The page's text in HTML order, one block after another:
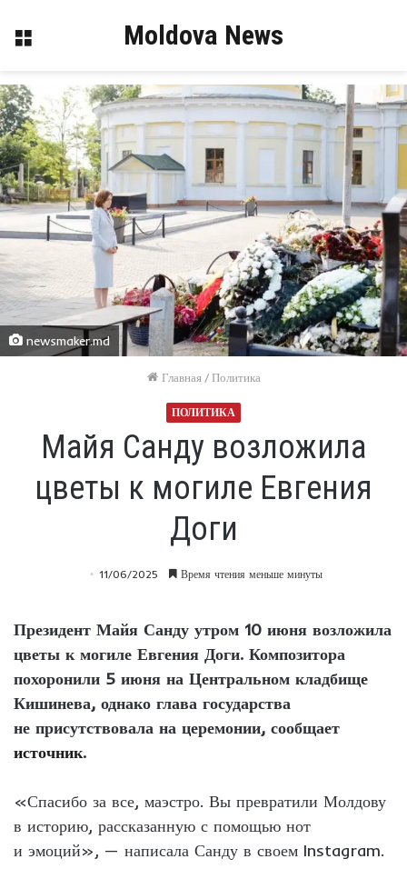
Меню Moldova News
newsmaker.md
Главная / Политика
ПОЛИТИКА
Майя Санду возложила
цветы к могиле Евгения
Доги
11/06/2025 Время чтения меньше минуты
Президент Майя Санду утром 10 июня возложила
цветы к могиле Евгения Доги. Композитора
похоронили 5 июня на Центральном кладбище
Кишинева, однако глава государства
не присутствовала на церемонии, сообщает
источник.
«Спасибо за все, маэстро. Вы превратили Молдову
в историю, рассказанную с помощью нот
и эмоций», — написала Санду в своем Instagram.